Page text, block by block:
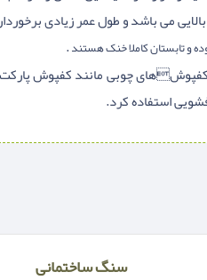
و تابستان کاملا خنک هستند.
چوبی مانند کفپوش پارکت
استفاده کرد.
سنگ ساختمانی